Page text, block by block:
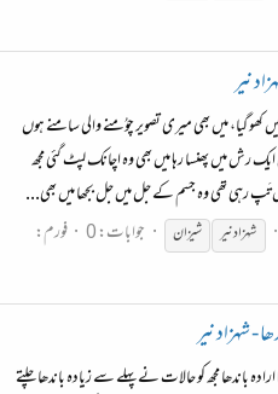
نیر
کھو گیا، میں بھی میری تصویر چوُمنے والی سامنے ہوں
ایک رش میں پھنسا رہا میں بھی وہ اچانک لپٹ گئی مجھ
تَپ رہی تھی وہ جسم کے جل میں جل بجھا میں بھی...
شہزادنیر شیزان جوابات: 0
فورم:
- شہزاد نیر
باندھا مجھ کو حالات نے پہلے سے زیادہ باندھا چلتے